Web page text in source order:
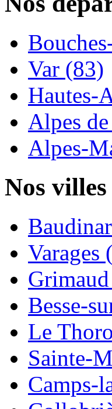
Var (83)
Hautes-
Alpes
Alpes-
Nos villes
Varages
Besse-
Le
Sainte-
Camps-